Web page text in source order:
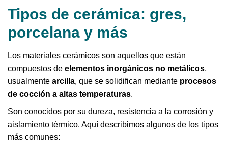
Tipos de cerámica: gres,
porcelana y más
Los materiales cerámicos son aquellos que están
compuestos de elementos inorgánicos no metálicos,
usualmente arcilla, que se solidifican mediante procesos
de cocción a altas temperaturas.
Son conocidos por su dureza, resistencia a la corrosión y
aislamiento térmico. Aquí describimos algunos de los tipos
más comunes: